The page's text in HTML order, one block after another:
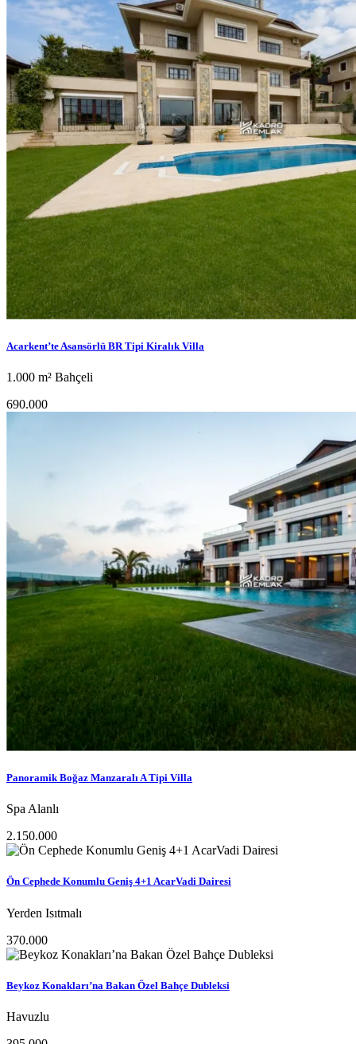
Acarkent’te Asansörlü BR Tipi Kiralık Villa
1.000 m² Bahçeli
690.000
Panoramik Boğaz Manzaralı A Tipi Villa
Spa Alanlı
2.150.000
Ön Cephede Konumlu Geniş 4+1 AcarVadi Dairesi
Yerden Isıtmalı
370.000
Beykoz Konakları’na Bakan Özel Bahçe Dubleksi
Havuzlu